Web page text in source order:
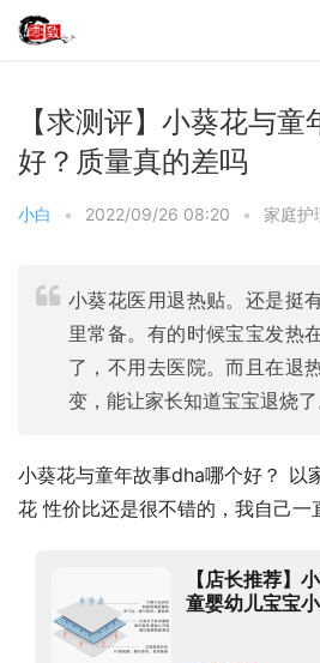
【求测评】小葵花与
好？质量真的差吗
小白 • 2022/09/26 08:20 • 家庭护
小葵花医用退热贴。还是挺
里常备。有的时候宝宝发热
了，不用去医院。而且在退
变，能让家长知道宝宝退烧
小葵花与童年故事dha哪个好？ 以
花 性价比还是很不错的，我自己一
【店长推荐】
童婴幼儿宝宝